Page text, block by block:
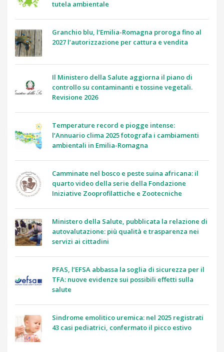
tutela ambientale
Granchio blu, l’Emilia-Romagna proroga fino al
2027 l’autorizzazione per cattura e vendita
Il Ministero della Salute aggiorna il piano di
controllo su contaminanti e tossine vegetali.
Revisione 2026
Temperature record e piogge intense:
l’Annuario clima 2025 fotografa i cambiamenti
ambientali in Emilia-Romagna
Camminate nel bosco e peste suina africana: il
quarto video della serie della Fondazione
Iniziative Zooprofilattiche e Zootecniche
Ministero della Salute, pubblicata la relazione di
autovalutazione: più qualità e trasparenza nei
servizi ai cittadini
PFAS, l’EFSA abbassa la soglia di sicurezza per il
TFA: nuove evidenze sui possibili effetti sulla
salute
Sindrome emolitico uremica: nel 2025 registrati
43 casi pediatrici, confermato il picco estivo